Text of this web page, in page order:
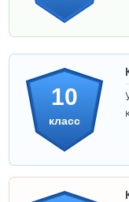
10
класс